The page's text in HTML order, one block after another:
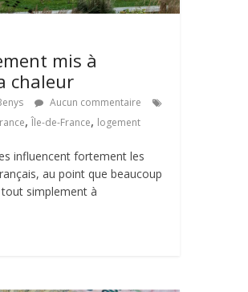
mis à
chaleur
Aucun commentaire
,Île-de-France, logement
influencent fortement les
au point que beaucoup
simplement à